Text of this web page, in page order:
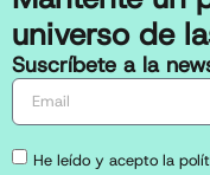
universo de
Suscríbete a la
He leído y acepto la